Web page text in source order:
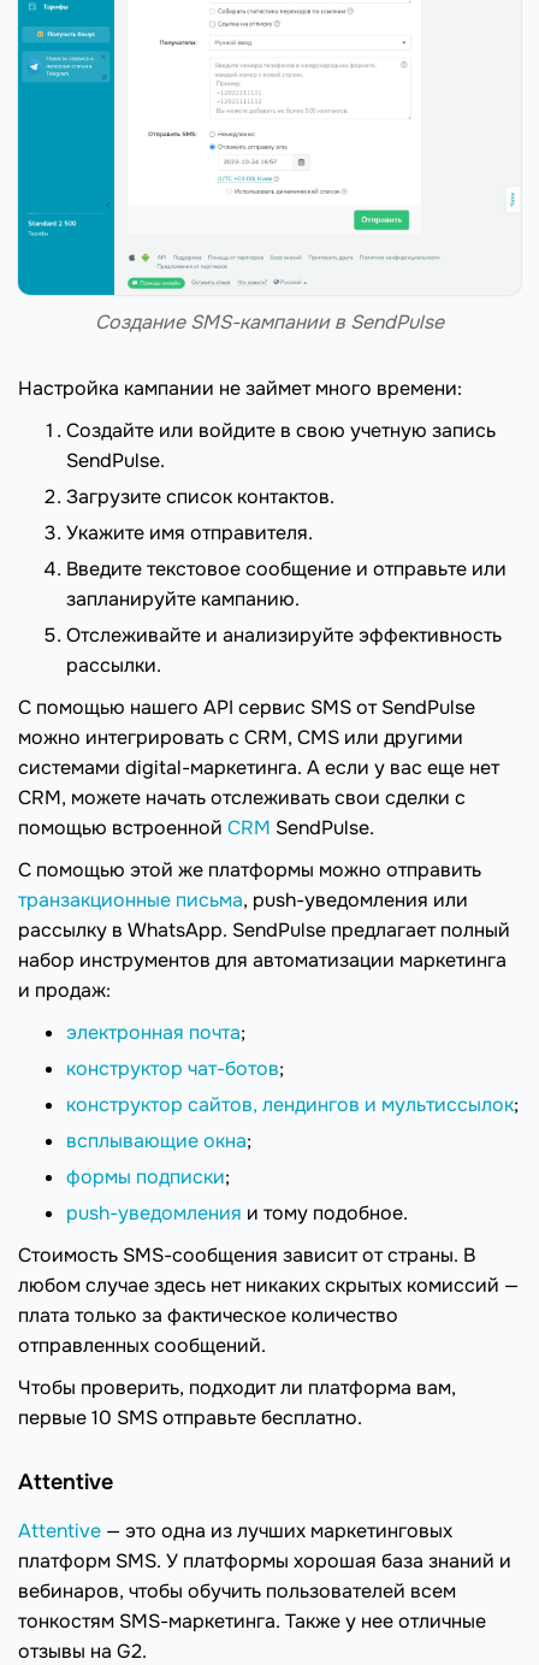
Создание SMS-кампании в SendPulse
Настройка кампании не займет много времени:
Создайте или войдите в свою учетную запись
SendPulse.
Загрузите список контактов.
Укажите имя отправителя.
Введите текстовое сообщение и отправьте или
запланируйте кампанию.
Отслеживайте и анализируйте эффективность
рассылки.
С помощью нашего API сервис SMS от SendPulse
можно интегрировать с CRM, CMS или другими
системами digital-маркетинга. А если у вас еще нет
CRM, можете начать отслеживать свои сделки с
помощью встроенной CRM SendPulse.
С помощью этой же платформы можно отправить
транзакционные письма, push-уведомления или
рассылку в WhatsApp. SendPulse предлагает полный
набор инструментов для автоматизации маркетинга
и продаж:
электронная почта;
конструктор чат-ботов;
конструктор сайтов, лендингов и мультиссылок;
всплывающие окна;
формы подписки;
push-уведомления и тому подобное.
Стоимость SMS-сообщения зависит от страны. В
любом случае здесь нет никаких скрытых комиссий —
плата только за фактическое количество
отправленных сообщений.
Чтобы проверить, подходит ли платформа вам,
первые 10 SMS отправьте бесплатно.
Attentive
Attentive — это одна из лучших маркетинговых
платформ SMS. У платформы хорошая база знаний и
вебинаров, чтобы обучить пользователей всем
тонкостям SMS-маркетинга. Также у нее отличные
отзывы на G2.